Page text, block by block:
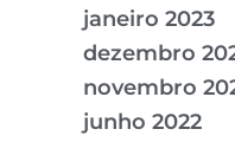
janeiro 2023
dezembro
novembro
junho 2022